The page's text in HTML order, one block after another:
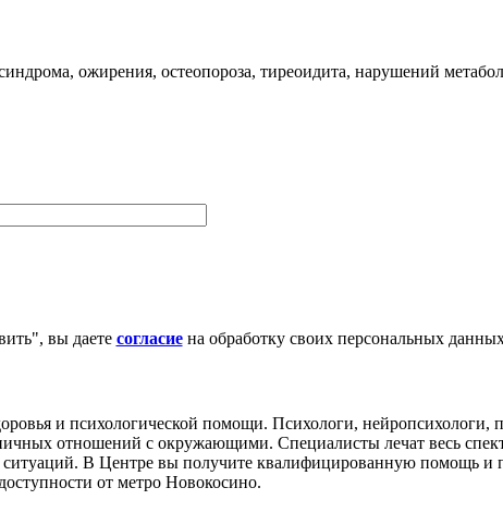
ожирения, остеопороза, тиреоидита, нарушений
вы даете согласиена обработку своих персональных
и психологической помощи. Психологи, нейропсихологи,
отношений с окружающими. Специалисты лечат весь
В Центре вы получите квалифицированную помощь и
от метро Новокосино.